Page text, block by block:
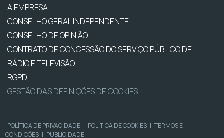
A EMPRESA
CONSELHO GERAL INDEPENDENTE
CONSELHO DE OPINIÃO
CONTRATO DE CONCESSÃO DO SERVIÇO PÚBLICO DE
RÁDIO E TELEVISÃO
RGPD
GESTÃO DAS DEFINIÇÕES DE COOKIES
POLÍTICA DE PRIVACIDADE | POLÍTICA DE COOKIES | TERMOS E
CONDIÇÕES | PUBLICIDADE